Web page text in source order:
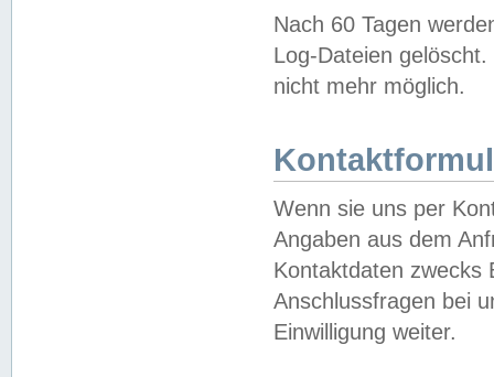
Nach 60 Tagen
Log-Dateien
nicht mehr möglich.
Wenn sie uns per
Angaben aus dem
Kontaktdaten zwecks
Anschlussfragen bei
Einwilligung weiter.